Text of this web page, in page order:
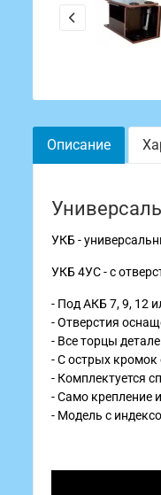
Описание
УКБ -
УКБ 4УС - с
- Под АКБ 7, 9, 12
- Отверстия
- Все торцы
- С острых
- Комплектуется
- Само крепление
- Модель с